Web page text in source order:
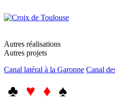
Autres réalisations
Autres projets
Canal latéral à la Garonne Canal
♣ ♥ ♦ ♠